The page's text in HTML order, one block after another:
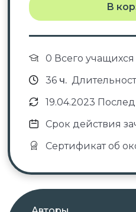
В
0 Всего учащихся
36ч.
19.04.2023
Срок действия
Сертификат об